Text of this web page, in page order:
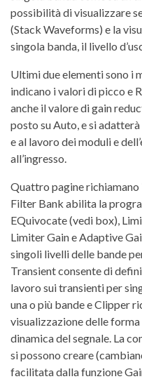
possibilità di visualizzare
(Stack Waveforms) e la
singola banda, il livello
Ultimi due elementi sono i
indicano i valori di picco e
anche il valore di gain
posto su Auto, e si
e al lavoro dei moduli e
all’ingresso.
Quattro pagine
Filter Bank abilita la
EQuivocate (vedi box),
Limiter Gain e Adaptive
singoli livelli delle bande
Transient consente di
lavoro sui transienti per
una o più bande e Clipper
visualizzazione delle forma
dinamica del segnale. La
si possono creare
facilitata dalla funzione